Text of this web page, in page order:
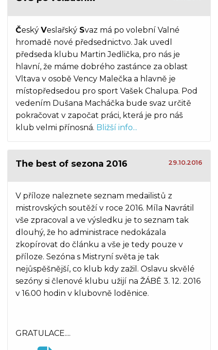
Český Veslařský Svaz má po volební Valné
hromadě nové předsednictvo. Jak uvedl
předseda klubu Martin Jedlička, pro nás je
hlavní, že máme dobrého zastánce za oblast
Vltava v osobě Vency Malečka a hlavně je
místopředsedou pro sport Vašek Chalupa. Pod
vedením Dušana Macháčka bude svaz určitě
pokračovat v započat práci, která je pro náš
klub velmi přínosná. Bližší info...
The best of sezona 2016 29.10.2016
V příloze naleznete seznam medailistů z
mistrovských soutěží v roce 2016. Míla Navrátil
vše zpracoval a ve výsledku je to seznam tak
dlouhý, že ho administrace nedokázala
zkopírovat do článku a vše je tedy pouze v
příloze. Sezóna s Mistryní světa je tak
nejůspěšnější, co klub kdy zažil. Oslavu skvělé
sezóny si členové klubu užijí na ŽÁBĚ 3. 12. 2016
v 16.00 hodin v klubovně loděnice.
GRATULACE....